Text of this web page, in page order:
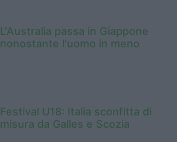
L'Australia passa in Giappone
nonostante l'uomo in meno
Festival U18: Italia sconfitta di
misura da Galles e Scozia